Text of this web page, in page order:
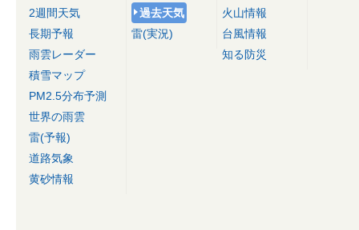
2週間天気
長期予報
雨雲レーダー
積雪マップ
PM2.5分布予測
世界の雨雲
雷(予報)
道路気象
黄砂情報
過去天気
雷(実況)
火山情報
台風情報
知る防災